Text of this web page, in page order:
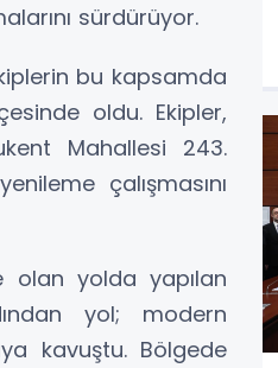
sürdürüyor.
bu kapsamda
oldu. Ekipler,
Mahallesi 243.
çalışmasını
olan yolda yapılan
yol; modern
kavuştu. Bölgede